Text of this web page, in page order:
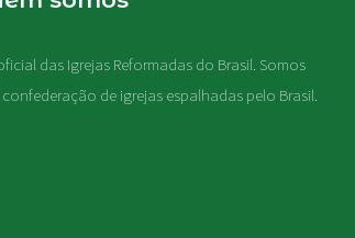
das Igrejas Reformadas do Brasil. Somos
de igrejas espalhadas pelo Brasil.